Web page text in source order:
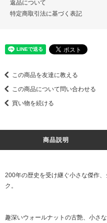
返品について
特定商取引法に基づく表記
この商品を友達に教える
この商品について問い合わせる
買い物を続ける
商品説明
200年の歴史を受け継ぐ小さな傑作
ク。
趣深いウォールナットの古艶、小さ